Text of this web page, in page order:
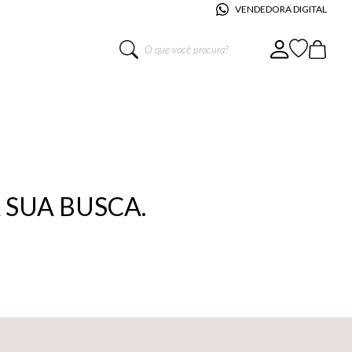
VENDEDORA DIGITAL
O que você procura?
BUSCA.